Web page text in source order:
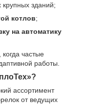
крупных зданий;
котлов;
на автоматику
частые
работы.
ассортимент
от ведущих